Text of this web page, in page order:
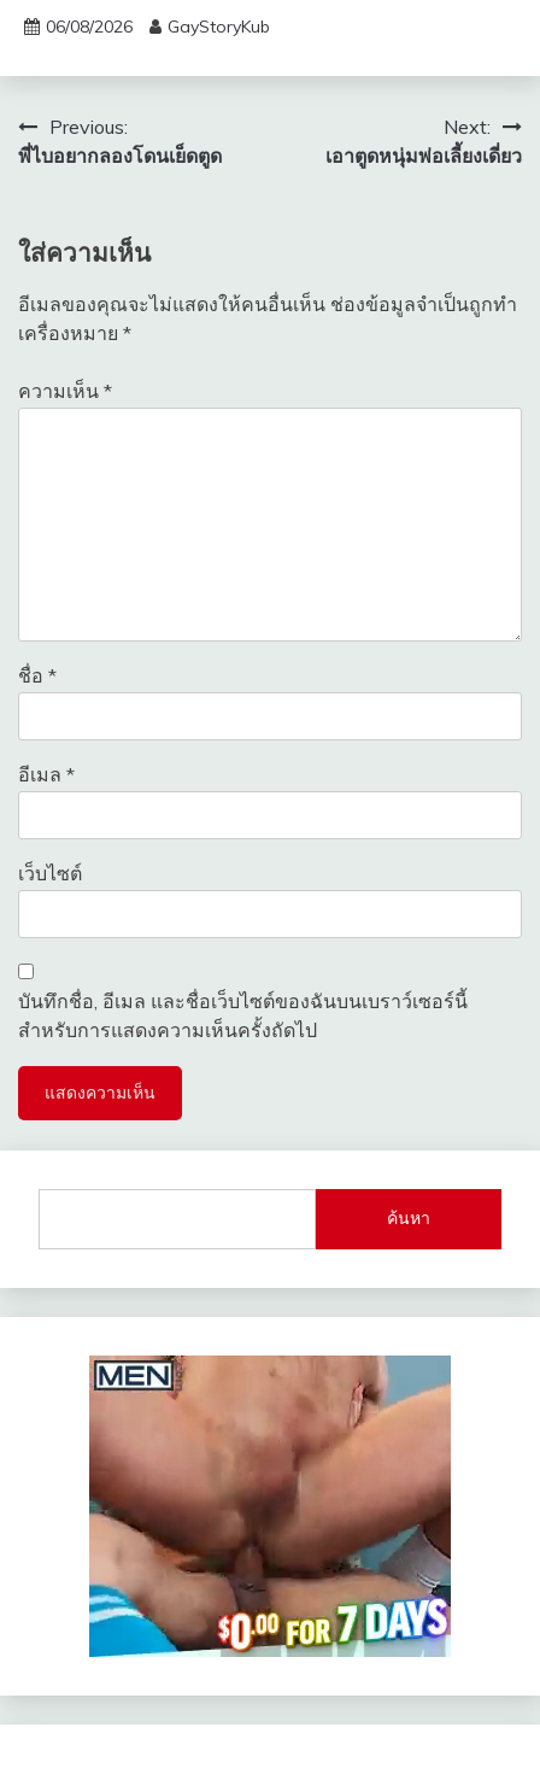
06/08/2026 GayStoryKub
แนะแนว
เรื่อง
Previous:
พี่ไบอยากลองโดนเย็ดตูด
Next:
เอาตูดหนุ่มพ่อเลี้ยงเดี่ยว
ใส่ความเห็น
อีเมลของคุณจะไม่แสดงให้คนอื่นเห็น ช่องข้อมูลจำเป็นถูกทำ
เครื่องหมาย *
ความเห็น *
ชื่อ *
อีเมล *
เว็บไซต์
บันทึกชื่อ, อีเมล และชื่อเว็บไซต์ของฉันบนเบราว์เซอร์นี้
สำหรับการแสดงความเห็นครั้งถัดไป
ค้นหา